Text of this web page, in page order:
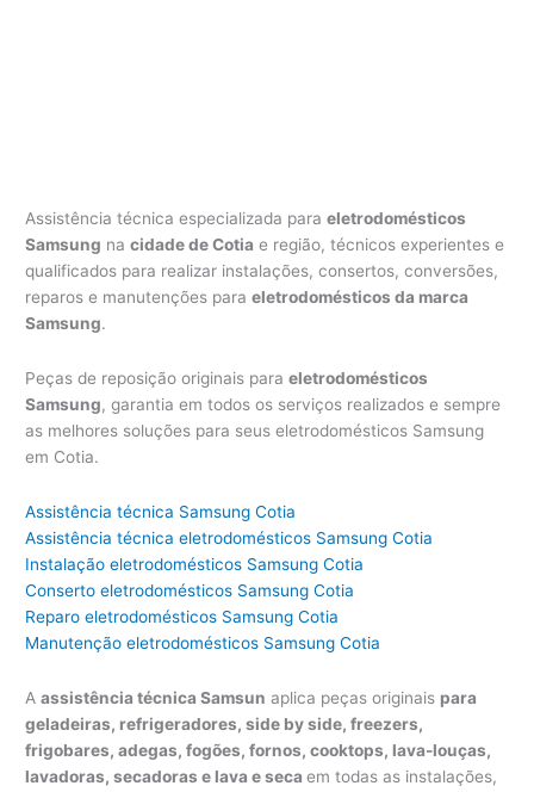
Assistência técnica especializada paraeletrodomésticos
Samsung nacidade de Cotia e região, técnicos experientes e
qualificados para realizar instalações, consertos, conversões,
reparos e manutenções paraeletrodomésticos da marca
Samsung.
Peças de reposição originais paraeletrodomésticos
Samsung, garantia em todos os serviços realizados e sempre
as melhores soluções para seus eletrodomésticos Samsung
em Cotia.
Assistência técnica Samsung Cotia
Assistência técnica eletrodomésticos Samsung Cotia
Instalação eletrodomésticos Samsung Cotia
Conserto eletrodomésticos Samsung Cotia
Reparo eletrodomésticos Samsung Cotia
Manutenção eletrodomésticos Samsung Cotia
Aassistência técnica Samsun aplica peças originais para
geladeiras, refrigeradores, side by side, freezers,
frigobares, adegas, fogões, fornos, cooktops, lava-louças,
lavadoras, secadoras e lava e secaem todas as instalações,